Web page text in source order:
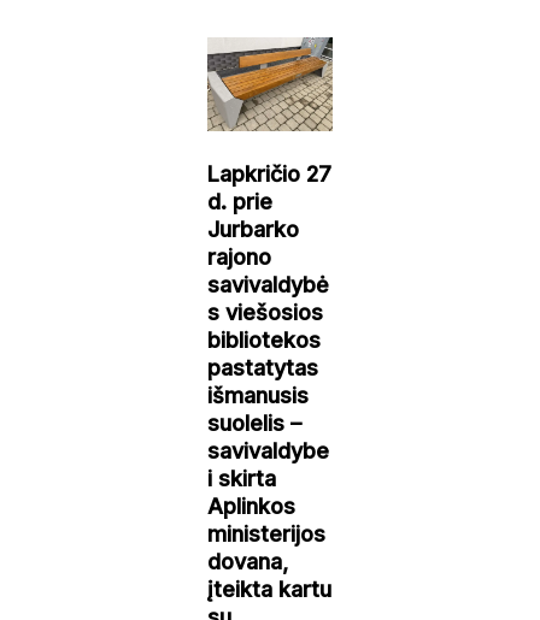
Lapkričio 27
d. prie
Jurbarko
rajono
savivaldybė
s viešosios
bibliotekos
pastatytas
išmanusis
suolelis –
savivaldybe
i skirta
Aplinkos
ministerijos
dovana,
įteikta kartu